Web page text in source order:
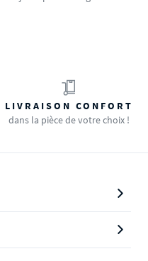
LIVRAISON CONFORT
dans la pièce de votre choix !